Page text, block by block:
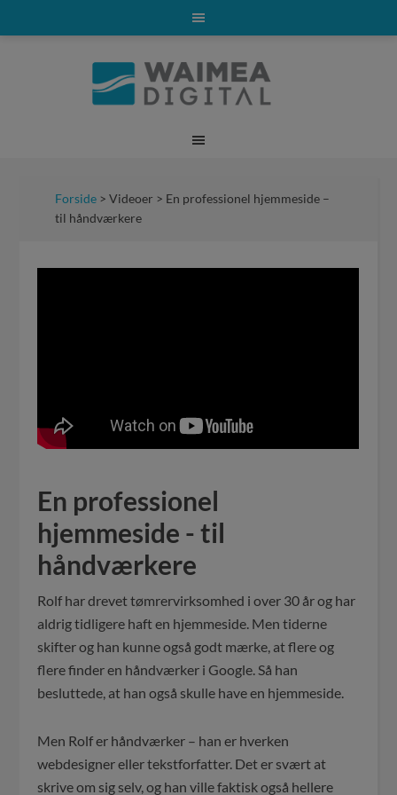
Forside > Videoer > En professionel hjemmeside –
til håndværkere
En professionel
hjemmeside - til
håndværkere
Rolf har drevet tømrervirksomhed i over 30 år og har
aldrig tidligere haft en hjemmeside. Men tiderne
skifter og han kunne også godt mærke, at flere og
flere finder en håndværker i Google. Så han
besluttede, at han også skulle have en hjemmeside.
Men Rolf er håndværker – han er hverken
webdesigner eller tekstforfatter. Det er svært at
skrive om sig selv, og han ville faktisk også hellere